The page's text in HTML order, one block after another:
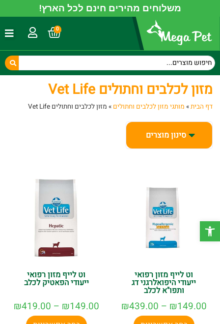
פתח סרגל נגישות
משלוחים מהירים חינם לכל הארץ!
0
מזון לכלבים וחתולים Vet Life
דף הבית» מותגי מזון לכלבים וחתולים » מזון לכלבים וחתולים Vet Life
סינון מוצרים
וט לייף מזון רפואי
ייעודי היפואלרגני דג
ותפו"א לכלב
₪149.00
–
₪439.00
וט לייף מזון רפואי
ייעודי הפאטיק לכלב
₪149.00
–
₪419.00